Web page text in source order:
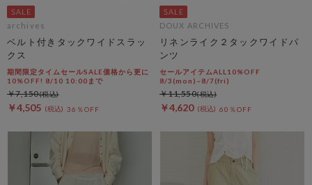
archives
ベルト付きタックワイドスラッ
クス
期間限定タイムセールSALE価格から更に
10%OFF! 8/10 10:00まで
￥4,505 36％OFF
￥7,150
DOUX ARCHIVES
リネンライク２タックワイドパ
ンツ
セールアイテムALL10%OFF
8/3(mon)~8/7(fri)
￥4,620 60％OFF
￥11,550